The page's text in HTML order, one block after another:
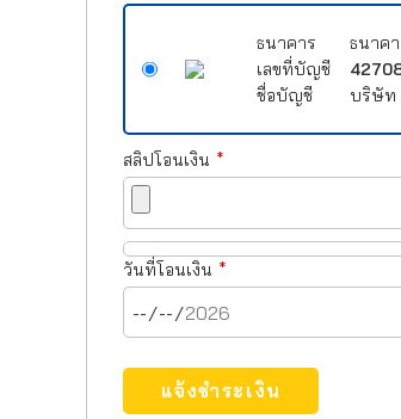
ธนาคาร
ธนาค
เลขที่บัญชี
ชื่อบัญชี
บริษัท
สลิปโอนเงิน *
วันที่โอนเงิน *
แจ้งชำระเงิน